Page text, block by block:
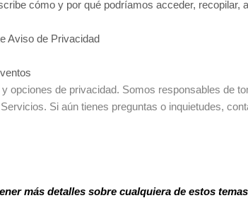
cómo y por qué podríamos acceder, recopilar,
Aviso de Privacidad
opciones de privacidad. Somos responsables de
Si aún tienes preguntas o inquietudes,
más detalles sobre cualquiera de estos